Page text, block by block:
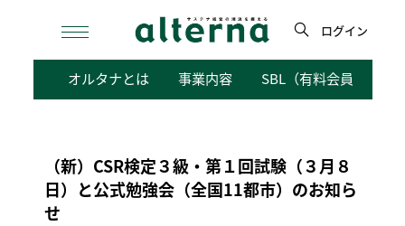
検
ログイン
オルタナとは 事業内容 SBL（有料会員向けサ
（新）CSR検定３級・第１回試験（３月８
日）と公式勉強会（全国11都市）のお知ら
せ